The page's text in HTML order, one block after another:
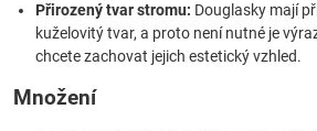
Přirozený tvar stromu: Douglasky mají
kuželovitý tvar, a proto není nutné je
chcete zachovat jejich estetický vzhled.
Množení